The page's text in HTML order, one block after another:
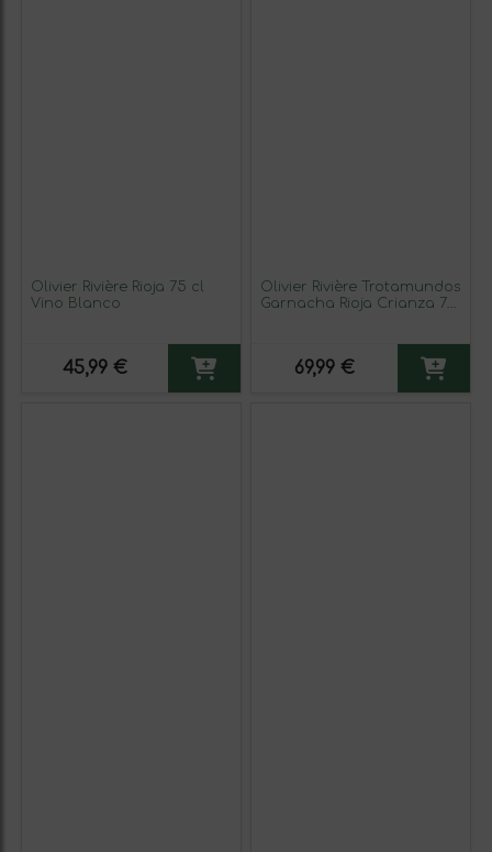
Olivier Rivière Rioja 75 cl
Vino Blanco
45,99 €
Olivier Rivière Trotamundos
Garnacha Rioja Crianza 75
69,99 €